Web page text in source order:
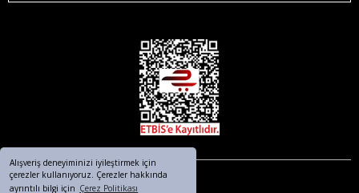
Alışveriş deneyiminizi iyileştirmek için
çerezler kullanıyoruz. Çerezler hakkında
ayrıntılı bilgi için Çerez Politikası